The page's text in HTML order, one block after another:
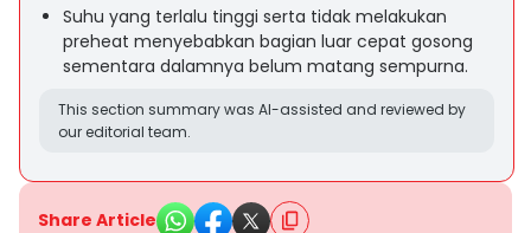
Suhu yang terlalu tinggi serta tidak melakukan
preheat menyebabkan bagian luar cepat gosong
sementara dalamnya belum matang sempurna.
This section summary was AI-assisted and reviewed by
our editorial team.
Share Article